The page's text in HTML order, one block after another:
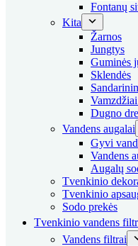
Fontanų
Kita
Žarnos
Jungtys
Guminės
Sklendės
Dugno
Vandens augalai
Gyvi
Vandens
Augalų
Tvenkinio
Tvenkinio
Sodo prekės
Tvenkinio vandens
Vandens filtrai